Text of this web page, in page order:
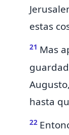
estas
21 Mas
hasta
22